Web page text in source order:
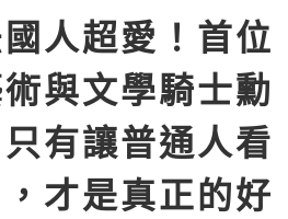
人超愛！首位
與文學騎士勳
有讓普通人看
才是真正的好